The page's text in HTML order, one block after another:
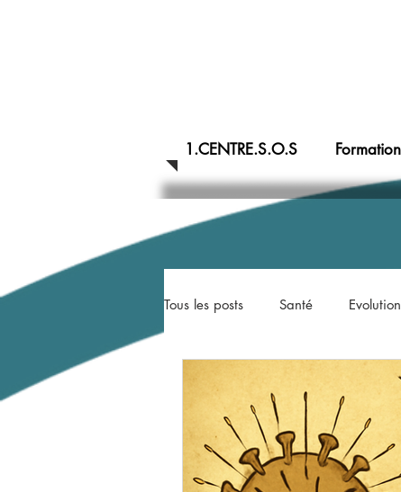
1.CENTRE.S.O.S
Tous les posts Santé
Nourrisson/ bébé
Commotion cérebrale